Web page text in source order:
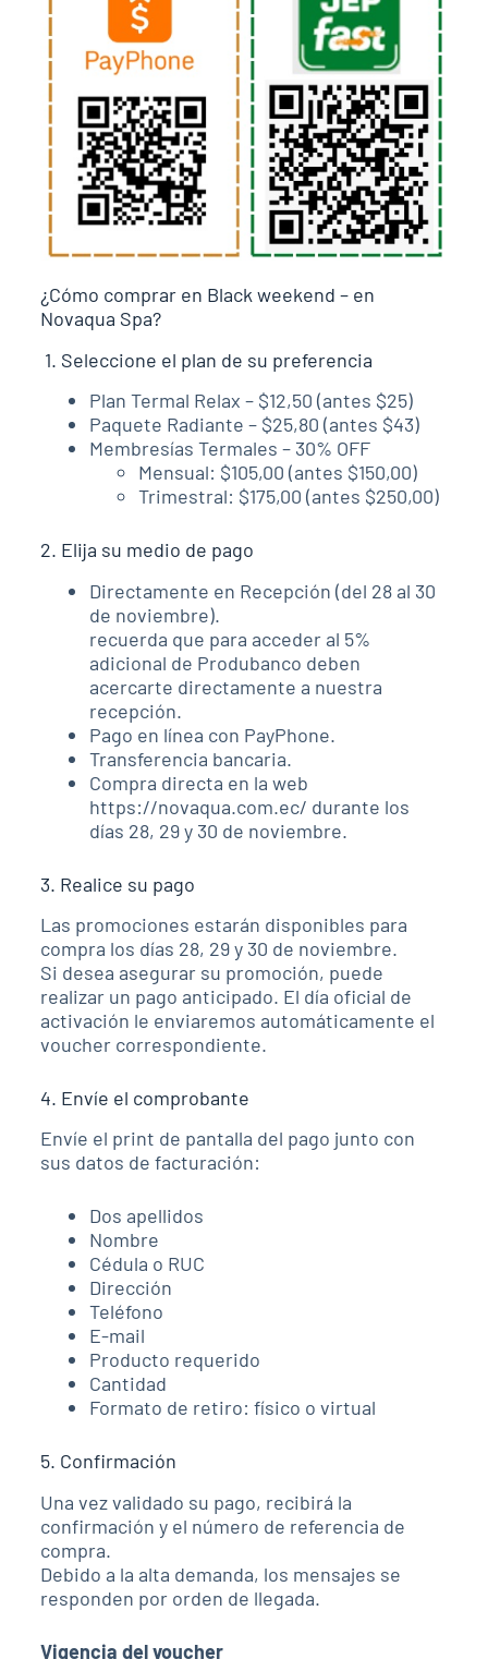
¿Cómo comprar en Black weekend – en
Novaqua Spa?
1. Seleccione el plan de su preferencia
Plan Termal Relax – $12,50 (antes $25)
Paquete Radiante – $25,80 (antes $43)
Membresías Termales – 30% OFF
Mensual: $105,00 (antes $150,00)
Trimestral: $175,00 (antes $250,00)
2. Elija su medio de pago
Directamente en Recepción (del 28 al 30
de noviembre).
recuerda que para acceder al 5%
adicional de Produbanco deben
acercarte directamente a nuestra
recepción.
Pago en línea con PayPhone.
Transferencia bancaria.
Compra directa en la web
https://novaqua.com.ec/ durante los
días 28, 29 y 30 de noviembre.
3. Realice su pago
Las promociones estarán disponibles para
compra los días 28, 29 y 30 de noviembre.
Si desea asegurar su promoción, puede
realizar un pago anticipado. El día oficial de
activación le enviaremos automáticamente el
voucher correspondiente.
4. Envíe el comprobante
Envíe el print de pantalla del pago junto con
sus datos de facturación:
Dos apellidos
Nombre
Cédula o RUC
Dirección
Teléfono
E-mail
Producto requerido
Cantidad
Formato de retiro: físico o virtual
5. Confirmación
Una vez validado su pago, recibirá la
confirmación y el número de referencia de
compra.
Debido a la alta demanda, los mensajes se
responden por orden de llegada.
Vigencia del voucher